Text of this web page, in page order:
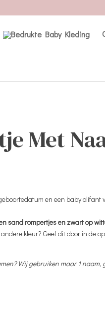
Met
en een baby olifant
sand rompertjes en zwart op
kleur? Geef dit door in de
Wij gebruiken maar 1 naam,